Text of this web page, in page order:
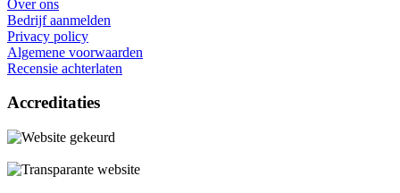
Over ons
Bedrijf aanmelden
Privacy policy
Algemene voorwaarden
Recensie achterlaten
Accreditaties